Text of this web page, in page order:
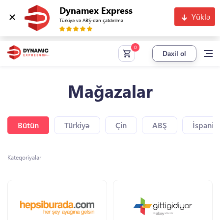
Dynamex Express
Türkiyə və ABŞ-dan çatdırılma Yüklə
Daxil ol
Mağazalar
Bütün Türkiyə Çin ABŞ
Kateqoriyalar